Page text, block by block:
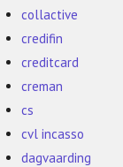
collactive
credifin
creditcard
creman
cs
cvl incasso
dagvaarding